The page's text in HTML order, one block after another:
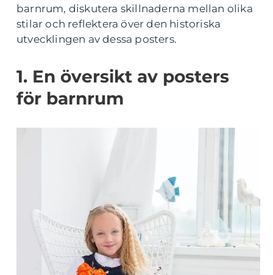
barnrum, diskutera skillnaderna mellan olika
stilar och reflektera över den historiska
utvecklingen av dessa posters.
1. En översikt av posters
för barnrum